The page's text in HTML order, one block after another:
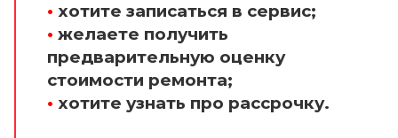
• хотите записаться в сервис;
• желаете получить
предварительную оценку
стоимости ремонта;
• хотите узнать про рассрочку.